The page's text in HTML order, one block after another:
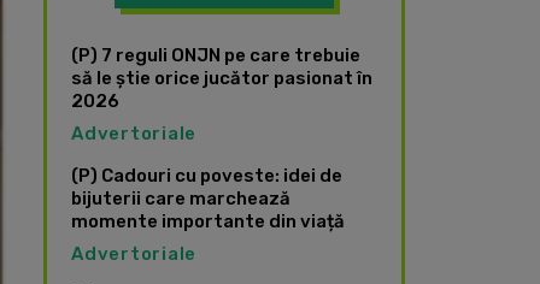
(P) 7 reguli ONJN pe care trebuie
să le știe orice jucător pasionat în
2026
Advertoriale
(P) Cadouri cu poveste: idei de
bijuterii care marchează
momente importante din viață
Advertoriale